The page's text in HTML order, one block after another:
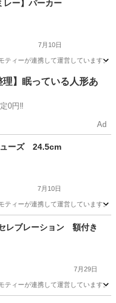
ー】パーカー
7月10日
ティーが連携して運営していま
理】眠っている人形あ
0円‼️
Ad
ューズ 24.5cm
7月10日
ティーが連携して運営していま
ス
レブレーション 額付き
7月29日
ティーが連携して運営していま